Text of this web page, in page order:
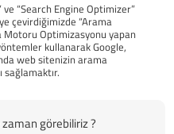
“Search Engine Optimizer”
çevirdiğimizde “Arama
Motoru Optimizasyonu yapan
kullanarak Google,
web sitenizin arama
sağlamaktır.
zaman görebiliriz ?